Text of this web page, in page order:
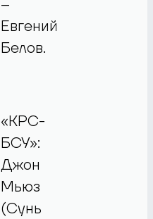
–
Евгений
Белов.
«КРС-
БСУ»:
Джон
Мьюз
(Сунь